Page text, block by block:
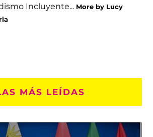
Incluyente... More by Lucy
MÁS LEÍDAS